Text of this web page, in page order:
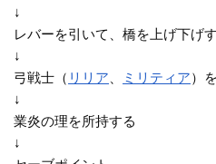
↓
レバーを引いて、橋を上げ下げ
↓
弓戦士（ リリア ミリティア）
↓
業炎の理を所持する
↓